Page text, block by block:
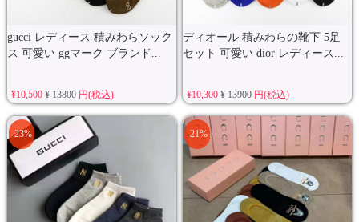
gucci レディース 積みわらソック
ス 可愛い ggマーク ブランド...
¥10,500 ¥ 13800円(税込)
ディオール 積みわらの靴下 5足
セット 可愛い dior レディース...
¥10,300¥ 13900円(税込)
-23% -21%